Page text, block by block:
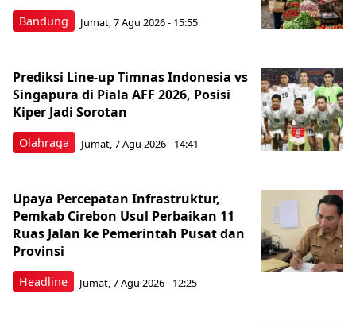
Bandung Jumat, 7 Agu 2026 - 15:55
Olahraga
Prediksi Line-up Timnas Indonesia vs
Singapura di Piala AFF 2026, Posisi
Kiper Jadi Sorotan
Jumat, 7 Agu 2026 - 14:41
Headline
Upaya Percepatan Infrastruktur,
Pemkab Cirebon Usul Perbaikan 11
Ruas Jalan ke Pemerintah Pusat dan
Provinsi
Jumat, 7 Agu 2026 - 12:25